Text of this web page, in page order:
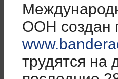
ООН создан
трудятся